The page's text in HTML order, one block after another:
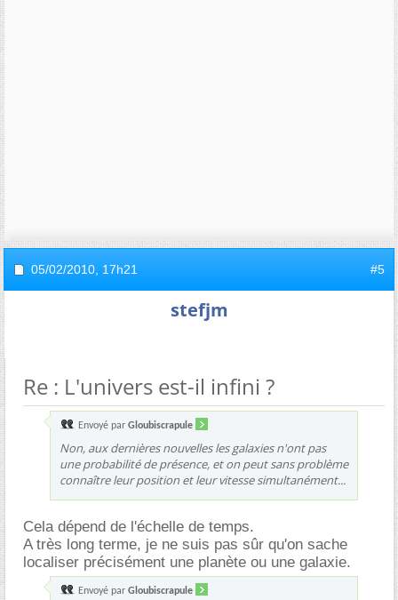
05/02/2010, 17h21 #5
stefjm
Re : L'univers est-il infini ?
Envoyé par Gloubiscrapule
Non, aux dernières nouvelles les galaxies n'ont pas
une probabilité de présence, et on peut sans problème
connaître leur position et leur vitesse simultanément...
Cela dépend de l'échelle de temps.
A très long terme, je ne suis pas sûr qu'on sache
localiser précisément une planète ou une galaxie.
Envoyé par Gloubiscrapule